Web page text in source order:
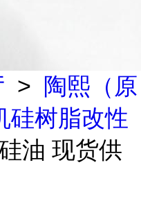
>
陶熙（原
硅树脂改性
油 现货供